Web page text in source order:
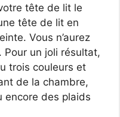
tête de lit le
tête de lit en
Vous n’aurez
Pour un joli résultat,
trois couleurs et
de la chambre,
encore des plaids